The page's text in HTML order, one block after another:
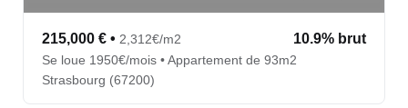
215,000 € • 2,312€/m2 10.9% brut
Se loue 1950€/mois • Appartement de 93m2
Strasbourg (67200)